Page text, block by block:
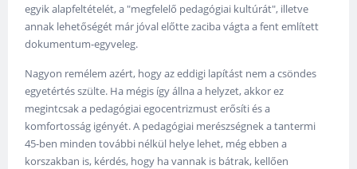
egyik alapfeltételét, a "megfelelő pedagógiai kultúrát", illetve
annak lehetőségét már jóval előtte zaciba vágta a fent említett
dokumentum-egyveleg.
Nagyon remélem azért, hogy az eddigi lapítást nem a csöndes
egyetértés szülte. Ha mégis így állna a helyzet, akkor ez
megintcsak a pedagógiai egocentrizmust erősíti és a
komfortosság igényét. A pedagógiai merészségnek a tantermi
45-ben minden további nélkül helye lehet, még ebben a
korszakban is, kérdés, hogy ha vannak is bátrak, kellően